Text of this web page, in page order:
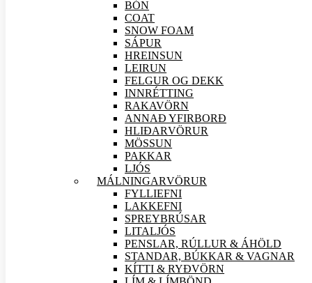
BÓN
COAT
SNOW FOAM
SÁPUR
HREINSUN
LEIRUN
FELGUR OG DEKK
INNRÉTTING
RAKAVÖRN
ANNAÐ YFIRBORÐ
HLIÐARVÖRUR
MÖSSUN
PAKKAR
LJÓS
MÁLNINGARVÖRUR
FYLLIEFNI
LAKKEFNI
SPREYBRÚSAR
LITALJÓS
PENSLAR, RÚLLUR & ÁHÖLD
STANDAR, BÚKKAR & VAGNAR
KÍTTI & RYÐVÖRN